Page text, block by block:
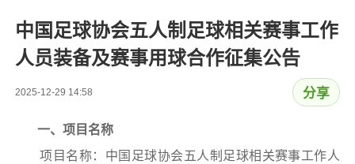
中国足球协会五人制足球相关赛事工作
人员装备及赛事用球合作征集公告
2025-12-29 14:58 分享
一、项目名称
项目名称：中国足球协会五人制足球相关赛事工作人